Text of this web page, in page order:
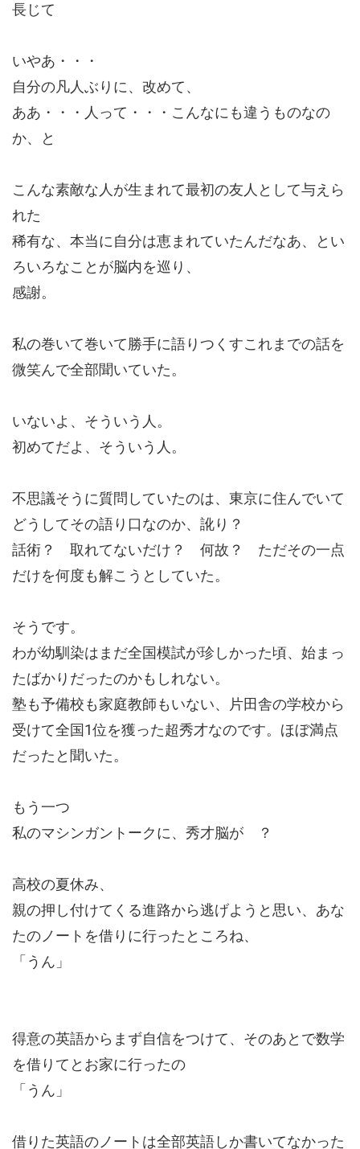
長じて
いやあ・・・
自分の凡人ぶりに、改めて、
ああ・・・人って・・・こんなにも違うものなの
か、と
こんな素敵な人が生まれて最初の友人として与えら
れた
稀有な、本当に自分は恵まれていたんだなあ、とい
ろいろなことが脳内を巡り、
感謝。
私の巻いて巻いて勝手に語りつくすこれまでの話を
微笑んで全部聞いていた。
いないよ、そういう人。
初めてだよ、そういう人。
不思議そうに質問していたのは、東京に住んでいて
どうしてその語り口なのか、訛り？
話術？ 取れてないだけ？ 何故？ ただその一点
だけを何度も解こうとしていた。
そうです。
わが幼馴染はまだ全国模試が珍しかった頃、始まっ
たばかりだったのかもしれない。
塾も予備校も家庭教師もいない、片田舎の学校から
受けて全国1位を獲った超秀才なのです。ほぼ満点
だったと聞いた。
もう一つ
私のマシンガントークに、秀才脳が ？
高校の夏休み、
親の押し付けてくる進路から逃げようと思い、あな
たのノートを借りに行ったところね、
「うん」
得意の英語からまず自信をつけて、そのあとで数学
を借りてとお家に行ったの
「うん」
借りた英語のノートは全部英語しか書いてなかった